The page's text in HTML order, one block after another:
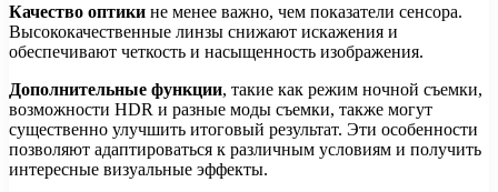
Качество оптики не менее важно, чем показатели сенсора.
Высококачественные линзы снижают искажения и
обеспечивают четкость и насыщенность изображения.
Дополнительные функции, такие как режим ночной съемки,
возможности HDR и разные моды съемки, также могут
существенно улучшить итоговый результат. Эти особенности
позволяют адаптироваться к различным условиям и получить
интересные визуальные эффекты.